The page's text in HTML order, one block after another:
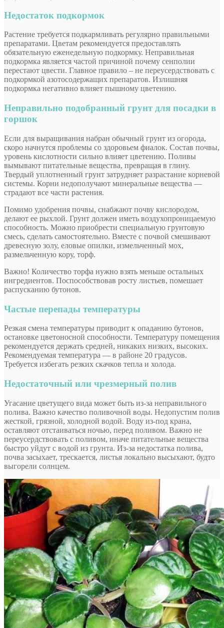
Недостаток подкормок
Растение требуется подкармливать регулярно правильными
препаратами. Цветам рекомендуется предоставлять
обязательную еженедельную подкормку. Неправильная
подкормка является частой причиной почему сенполии
перестают цвести. Главное правило – не переусердствовать с
подкормкой азотосодержащих препаратов. Излишняя
подкормка негативно влияет пышному цветению.
Неправильно подобранный грунт для посадки в
горшок
Если для выращивания набран обычный грунт из огорода,
скоро начнутся проблемы со здоровьем фиалок. Состав почвы,
уровень кислотности сильно влияет цветению. Поливы
вымывают питательные вещества, превращая в глину.
Твердый уплотненный грунт затрудняет разрастание корневой
системы. Корни недополучают минеральные вещества —
страдают все части растения.
Помимо удобрения почвы, снабжают почву кислородом,
делают ее рыхлой. Грунт должен иметь воздухопроницаемую
способность. Можно приобрести специальную грунтовую
смесь, сделать самостоятельно. Вместе с почвой смешивают
древесную золу, еловые опилки, измельченный мох,
размельченную кору, торф.
Важно! Количество торфа нужно взять меньше остальных
ингредиентов. Поспособствовав росту листьев, помешает
распусканию бутонов.
Частые перепады температуры
Резкая смена температуры приводит к опаданию бутонов,
остановке цветоносной способности. Температуру помещения
рекомендуется держать средней, никаких низких, высоких.
Рекомендуемая температура — в районе 20 градусов.
Требуется избегать резких скачков тепла и холода.
Недостаточный или чрезмерный полив
Угасание цветущего вида может быть из-за неправильного
полива. Важно качество поливочной воды. Недопустим полив
жесткой, грязной, холодной водой. Воду из-под крана,
оставляют отстаиваться ночью, перед поливом. Важно не
переусердствовать с поливом, иначе питательные вещества
быстро уйдут с водой из грунта. Из-за недостатка полива,
почва засыхает, трескается, листья локально высыхают, будто
выгорели солнцем.